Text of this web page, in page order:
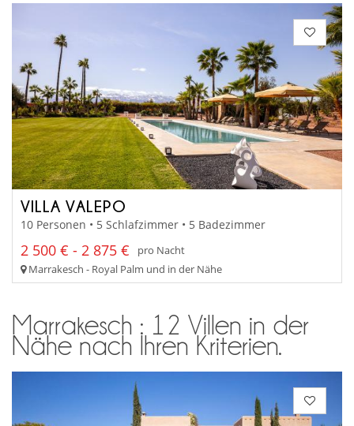
VILLA VALEPO
10 Personen • 5 Schlafzimmer • 5 Badezimmer
2 500 € - 2 875 €
pro Nacht
Marrakesch - Royal Palm und in der Nähe
Marrakesch : 12 Villen in der
Nähe nach Ihren Kriterien.